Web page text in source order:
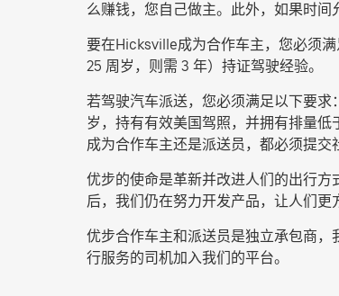
么赚钱，您自己做主。此外，如果时间
要在Hicksville成为合作车主，您必须
25 周岁，则需 3 年）持证驾驶经验。
若驾驶汽车派送，您必须满足以下要
岁，持有有效美国驾照，并拥有排量
成为合作车主还是派送员，都必须提交
优步的使命是革新并改进人们的出行
后，我们仍在努力开发产品，让人们更
优步合作车主和派送员是独立承包商
行服务的司机加入我们的平台。